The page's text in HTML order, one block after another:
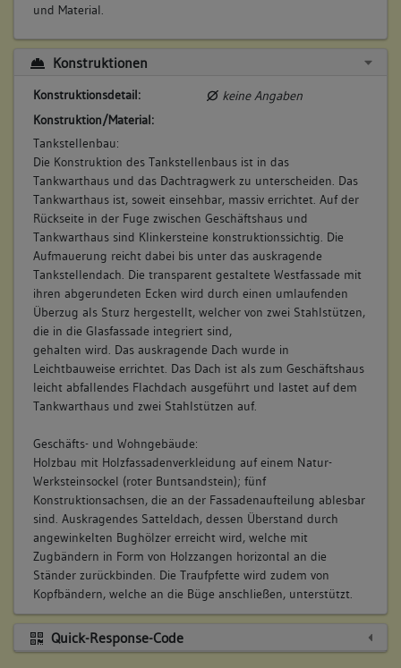
und Material.
In Verlängerung des Hauptbaus schließt sich der nicht
denkmalgeschützte Barackenbau an. Dieser ist eingeschossig
bedeckt.
Innerer Aufbau/Grundriss/
Zonierung:
Tankstellenbau: Grundriss beschreibt eine zweckmäßige
Nutzung; die nicht mehr vorhandene Tankinsel, die sich an
den beiden das Dach tragenden Stützen befand, konnte von
beiden Seiten angefahren werden. Parallel dazu befindet sich
das Kassen- und Tankwarthaus auf ebenerdigem Niveau, mit
einem mittigen Eingang in Richtung der abgängigen
Tankinsel. Eine Treppe im Inneren verbindet den Kassenraum
mit dem hochparterren Erdgeschoss des Büro- und
Wohngebäudes. Von der südlichen Außenseite ist der Zugang
zu einem kleinen WC-Raum möglich, das etwa ein Viertel der
Grundfläche des Kassenraumes einnimmt.
Das Geschäfts- und Wohngebäude besitzt drei Geschosse; das
halbtiefe Untergeschoss wird von der östlichen Außenseite
Barackenbau auf Erdniveau, der mit einem Bodenausschnitt
versehen ist, um aufrecht in das Untergeschoss des
Hauptbaues gelangen zu können. Im Untergeschoss nimmt
ein großer Raum die gesamte Grundfläche des Hauses ein.
Das hochparterre gelegene Erdgeschoss wird über die
Haupteingangstür mit einer Treppe an der Südseite bzw.
über eine Treppe vom Tankwarthaus aus erschlossen. Durch
den Haupteingang gelangt man in den zentralen
Erschließungsraum, von dem aus die Räumlichkeiten des
Erdgeschosses abgehen. Diese sind beidseitig einer
Längswand angeordnet, die das Erdgeschoss mittig unterteilt
Konstruktionen
Konstruktionsdetail:
keine Angaben
Konstruktion/Material:
Tankstellenbau:
Die Konstruktion des Tankstellenbaus ist in das
Tankwarthaus und das Dachtragwerk zu unterscheiden. Das
Tankwarthaus ist, soweit einsehbar, massiv errichtet. Auf der
Rückseite in der Fuge zwischen Geschäftshaus und
Tankwarthaus sind Klinkersteine konstruktionssichtig. Die
Aufmauerung reicht dabei bis unter das auskragende
Tankstellendach. Die transparent gestaltete Westfassade mit
ihren abgerundeten Ecken wird durch einen umlaufenden
Überzug als Sturz hergestellt, welcher von zwei Stahlstützen,
die in die Glasfassade integriert sind,
gehalten wird. Das auskragende Dach wurde in
Leichtbauweise errichtet. Das Dach ist als zum Geschäftshaus
leicht abfallendes Flachdach ausgeführt und lastet auf dem
Tankwarthaus und zwei Stahlstützen auf.
Geschäfts- und Wohngebäude:
Holzbau mit Holzfassadenverkleidung auf einem Natur-
Werksteinsockel (roter Buntsandstein); fünf
Konstruktionsachsen, die an der Fassadenaufteilung ablesbar
sind. Auskragendes Satteldach, dessen Überstand durch
angewinkelten Bughölzer erreicht wird, welche mit
Zugbändern in Form von Holzzangen horizontal an die
Ständer zurückbinden. Die Traufpfette wird zudem von
Kopfbändern, welche an die Büge anschließen, unterstützt.
Quick-Response-Code